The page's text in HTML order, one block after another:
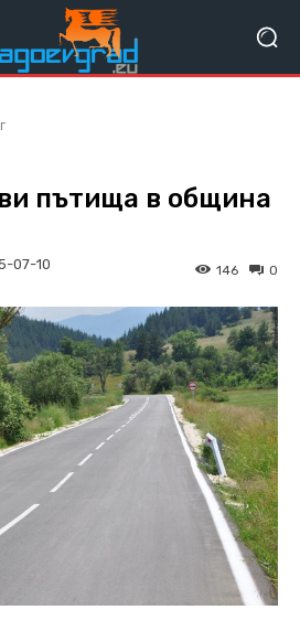
пътища в община
07-10 0
146